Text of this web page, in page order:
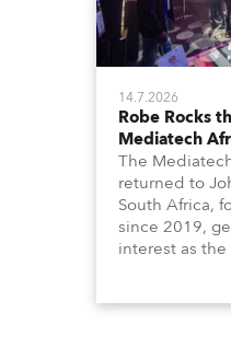
14.7.2026
Robe Rocks
Mediatech
The
returned to
South Africa,
since 2019,
interest as